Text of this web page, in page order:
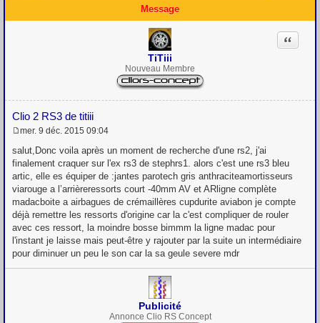
Message
TiTiii
Nouveau Membre
Clio 2 RS3 de titiii
Citation
e
s
a
g
e
mer. 9 déc. 2015 09:04
salut,Donc voila après un moment de recherche d'une rs2, j'ai
finalement craquer sur l'ex rs3 de stephrs1. alors c'est une rs3 bleu
artic, elle es équiper de :jantes parotech gris anthraciteamortisseurs
viarouge a l’arrièreressorts court -40mm AV et ARligne complète
madacboite a airbagues de crémaillères cupdurite aviabon je compte
déjà remettre les ressorts d'origine car la c'est compliquer de rouler
avec ces ressort, la moindre bosse bimmm la ligne madac pour
l'instant je laisse mais peut-être y rajouter par la suite un intermédiaire
pour diminuer un peu le son car la sa geule severe mdr
Publicité
Annonce Clio RS Concept